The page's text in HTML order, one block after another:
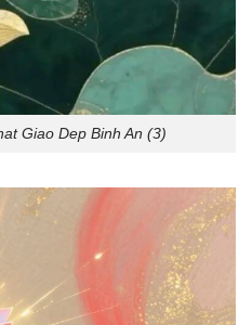
Giao Dep Binh An (3)